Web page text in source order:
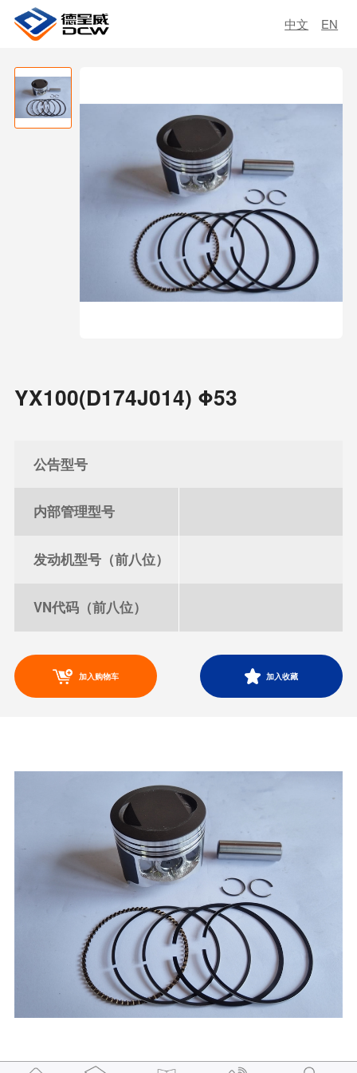
中文 EN
YX100(D174J014) Φ53
公告型号
内部管理型号
发动机型号（前八位）
VN代码（前八位）